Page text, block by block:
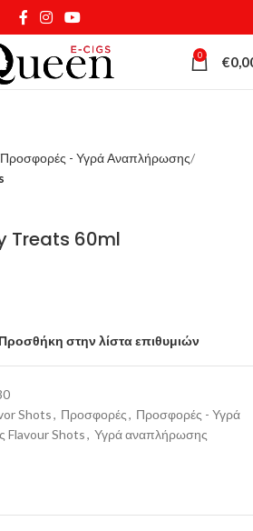
0 €
Προσφορές - Υγρά Αναπλήρωσης
Treats 60ml
Προσθήκη στην λίστα επιθυμιών
Shots, Προσφορές, Προσφορές - Υγρά
Flavour Shots, Υγρά αναπλήρωσης